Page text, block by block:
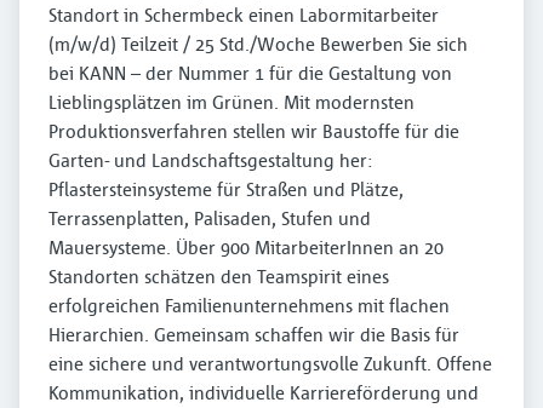
Standort in Schermbeck einen Labormitarbeiter
(m/w/d) Teilzeit / 25 Std./Woche Bewerben Sie sich
bei KANN – der Nummer 1 für die Gestaltung von
Lieblingsplätzen im Grünen. Mit modernsten
Produktionsverfahren stellen wir Baustoffe für die
Garten- und Landschaftsgestaltung her:
Pflastersteinsysteme für Straßen und Plätze,
Terrassenplatten, Palisaden, Stufen und
Mauersysteme. Über 900 MitarbeiterInnen an 20
Standorten schätzen den Teamspirit eines
erfolgreichen Familienunternehmens mit flachen
Hierarchien. Gemeinsam schaffen wir die Basis für
eine sichere und verantwortungsvolle Zukunft. Offene
Kommunikation, individuelle Karriereförderung und